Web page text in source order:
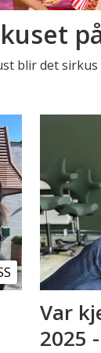
blir det
Var
2025